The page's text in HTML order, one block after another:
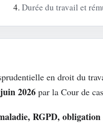
Durée du travail et
en droit du
juin 2026 par la Cour de
RGPD,